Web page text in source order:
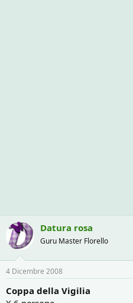
Datura rosa
Guru Master Florello
4 Dicembre 2008
Coppa della Vigilia